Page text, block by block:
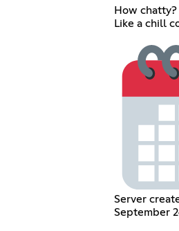
How chatty?
Like a chill
Server
September